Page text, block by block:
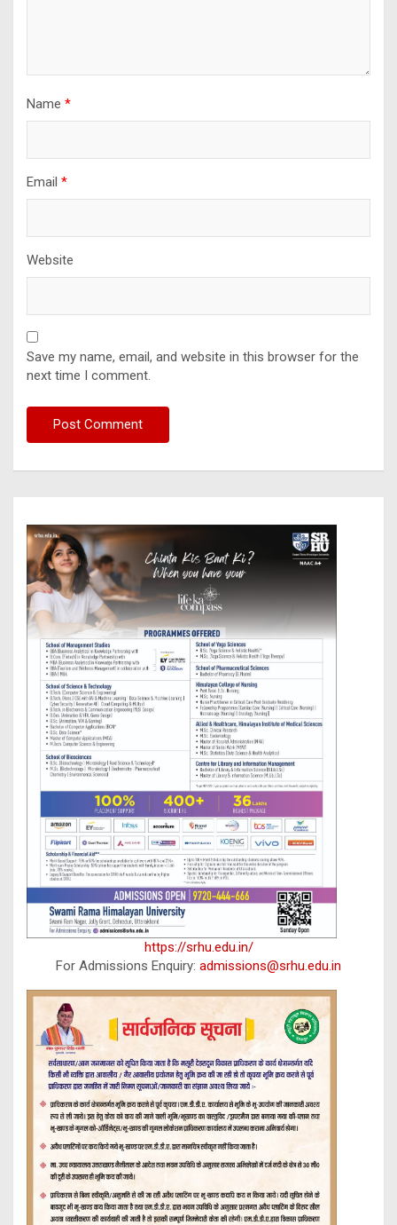
Name *
Email *
Website
Save my name, email, and website in this browser for the
next time I comment.
https://srhu.edu.in/
For Admissions Enquiry: admissions@srhu.edu.in